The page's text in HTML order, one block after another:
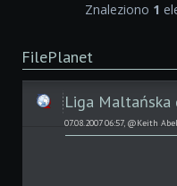
Znaleziono 1
FilePlanet
Liga Maltańska
07.08.2007 06:57, @Keith